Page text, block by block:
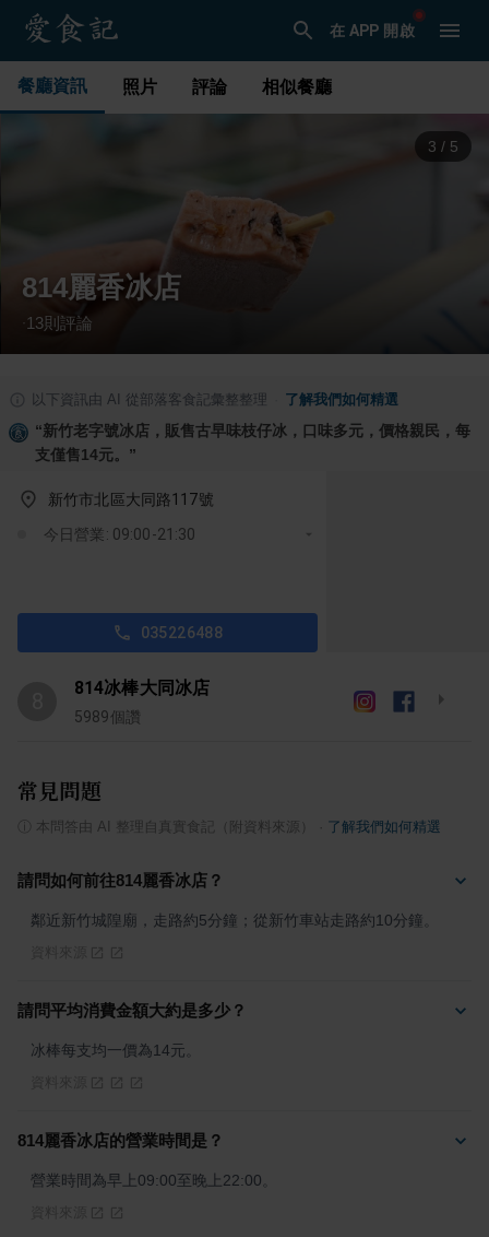
在 APP 開啟
餐廳資訊 照片 評論 相似餐廳
3 / 5
814麗香冰店
· 13則評論
以下資訊由 AI 從部落客食記彙整整理 了解我們如何精選
“新竹老字號冰店，販售古早味枝仔冰，口味多元，價格親民，每
支僅售14元。 ”
新竹市北區大同路117號
今日營業: 09:00-21:30
035226488
814冰棒大同冰店
5989個讚
常見問題
本問答由 AI 整理自真實食記（附資料來源） 了解我們如何精選
請問如何前往814麗香冰店？
鄰近新竹城隍廟，走路約5分鐘；從新竹車站走路約10分鐘。
請問平均消費金額大約是多少？
冰棒每支均一價為14元。
814麗香冰店的營業時間是？
營業時間為早上09:00至晚上22:00。